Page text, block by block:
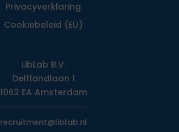
Privacy­verklaring
Cookiebeleid (EU)
LibLab B.V.
Delflandlaan 1
1062 EA Amsterdam
recruitment@liblab.nl